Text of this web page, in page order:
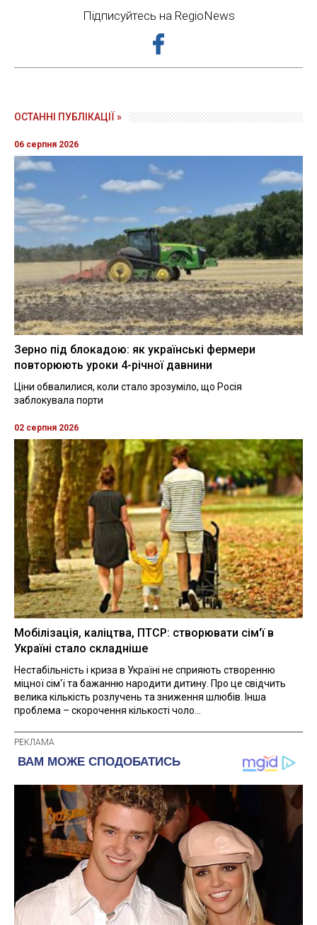
Підписуйтесь на RegioNews
ОСТАННІ ПУБЛІКАЦІЇ »
06 серпня 2026
Зерно під блокадою: як українські фермери
повторюють уроки 4-річної давнини
Ціни обвалилися, коли стало зрозуміло, що Росія
заблокувала порти
02 серпня 2026
Мобілізація, каліцтва, ПТСР: створювати сім'ї в
Україні стало складніше
Нестабільність і криза в Україні не сприяють створенню
міцної сім'ї та бажанню народити дитину. Про це свідчить
велика кількість розлучень та зниження шлюбів. Інша
проблема – скорочення кількості чоло...